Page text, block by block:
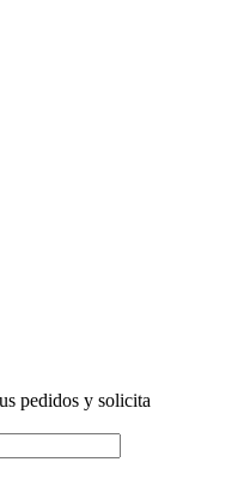
pedidos y solicita